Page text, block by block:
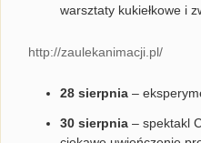
warsztaty kukiełkowe i
http://zaulekanimacji.pl/
28 sierpnia –
30 sierpnia – spektakl